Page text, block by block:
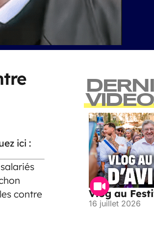
ici :
contre
Vlog au
16 juillet 2026